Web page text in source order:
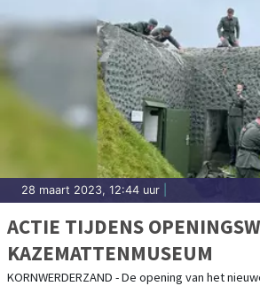
28 maart 2023, 12:44 uur
ACTIE TIJDENS
KAZEMATTENMUSEUM
KORNWERDERZAND - De opening van het